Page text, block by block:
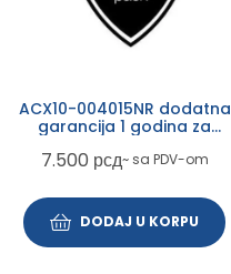
ACX10-004015NR dodatna
garancija 1 godina za
7.500 рсд~ sa PDV-om
DODAJ U KORPU